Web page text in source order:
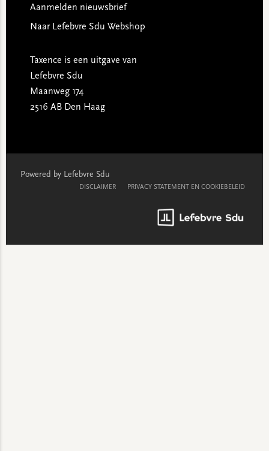
Aanmelden nieuwsbrief
Naar Lefebvre Sdu Webshop
Taxence is een uitgave van
Lefebvre Sdu
Maanweg 174
2516 AB Den Haag
Powered by Lefebvre Sdu
DISCLAIMER PRIVACY STATEMENT EN COOKIEBELEID